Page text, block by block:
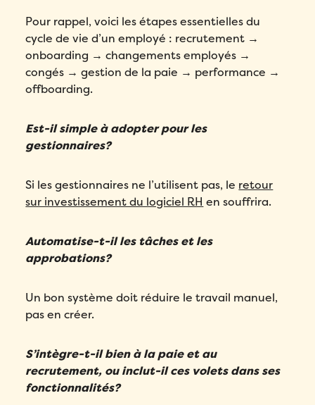
Pour rappel, voici les étapes essentielles du
cycle de vie d’un employé : recrutement →
onboarding → changements employés →
congés → gestion de la paie → performance →
offboarding.
Est-il simple à adopter pour les
gestionnaires?
Si les gestionnaires ne l’utilisent pas, le retour
sur investissement du logiciel RH en souffrira.
Automatise-t-il les tâches et les
approbations?
Un bon système doit réduire le travail manuel,
pas en créer.
S’intègre-t-il bien à la paie et au
recrutement, ou inclut-il ces volets dans ses
fonctionnalités?